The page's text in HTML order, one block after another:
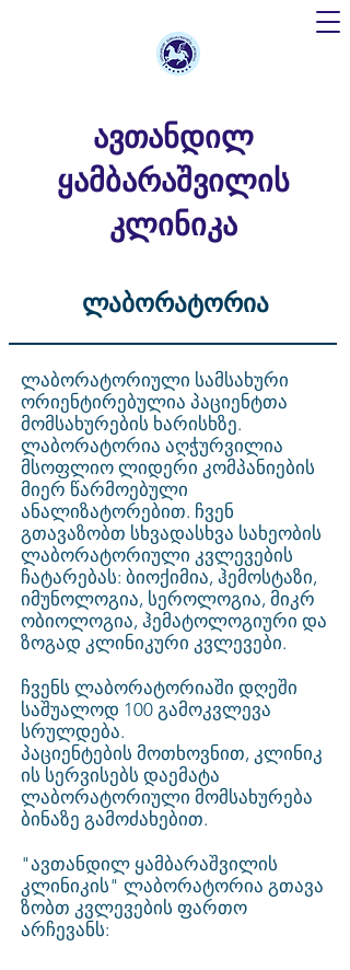
ავთანდილ
ყამბარაშვილის
კლინიკა
ლაბორატორია
ლაბორატორიული სამსახური
ორიენტირებულია პაციენტთა
მომსახურების ხარისხზე.
ლაბორატორია აღჭურვილია
მსოფლიო ლიდერი კომპანიების
მიერ წარმოებული
ანალიზატორებით. ჩვენ
გთავაზობთ სხვადასხვა სახეობის
ლაბორატორიული კვლევების
ჩატარებას: ბიოქიმია, ჰემოსტაზი,
იმუნოლოგია, სეროლოგია, მიკრ
ობიოლოგია, ჰემატოლოგიური და
ზოგად კლინიკური კვლევები.
ჩვენს ლაბორატორიაში დღეში
საშუალოდ 100 გამოკვლევა
სრულდება.
პაციენტების მოთხოვნით, კლინიკ
ის სერვისებს დაემატა
ლაბორატორიული მომსახურება
ბინაზე გამოძახებით.
"ავთანდილ ყამბარაშვილის
კლინიკის" ლაბორატორია გთავა
ზობთ კვლევების ფართო
არჩევანს: